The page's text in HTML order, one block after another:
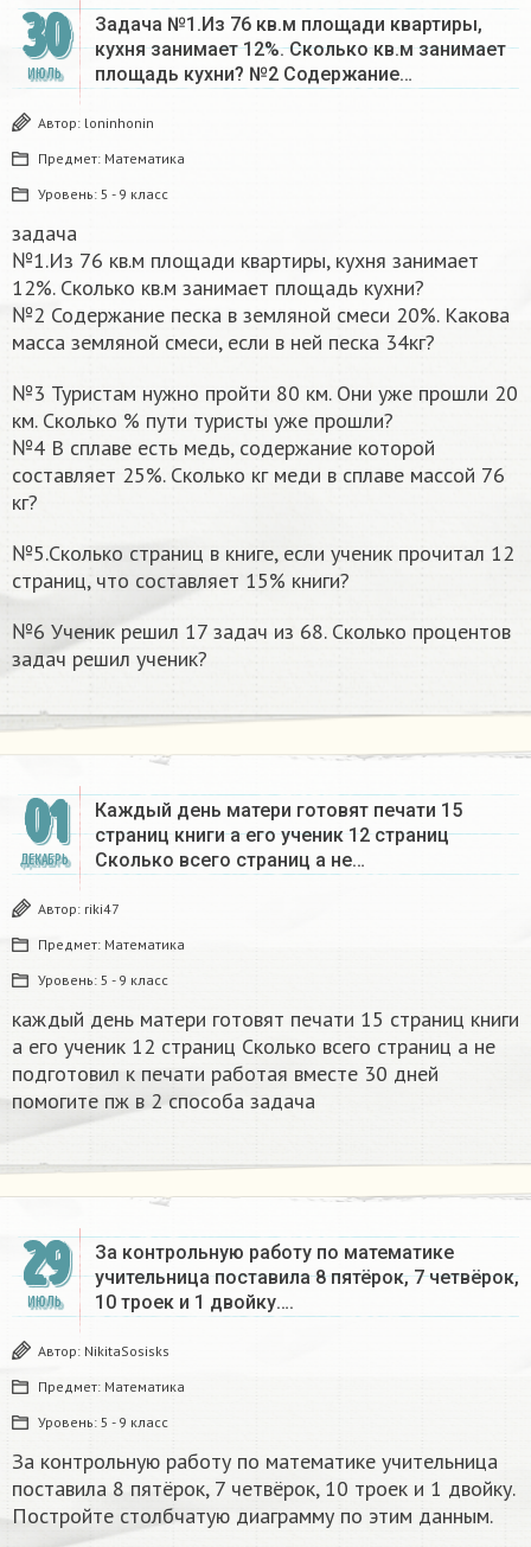
30
ИЮЛЬ
Задача №1.Из 76 кв.м площади квартиры,
кухня занимает 12%. Сколько кв.м занимает
площадь кухни? №2 Содержание…
Автор: loninhonin
Предмет: Математика
Уровень: 5 - 9 класс
задача
№1.Из 76 кв.м площади квартиры, кухня занимает
12%. Сколько кв.м занимает площадь кухни?
№2 Содержание песка в земляной смеси 20%. Какова
масса земляной смеси, если в ней песка 34кг?
№3 Туристам нужно пройти 80 км. Они уже прошли 20
км. Сколько % пути туристы уже прошли?
№4 В сплаве есть медь, содержание которой
составляет 25%. Сколько кг меди в сплаве массой 76
кг?
№5.Сколько страниц в книге, если ученик прочитал 12
страниц, что составляет 15% книги?
№6 Ученик решил 17 задач из 68. Сколько процентов
задач решил ученик?​
01
ДЕКАБРЬ
Каждый день матери готовят печати 15
страниц книги а его ученик 12 страниц
Сколько всего страниц а не…
Автор: riki47
Предмет: Математика
Уровень: 5 - 9 класс
каждый день матери готовят печати 15 страниц книги
а его ученик 12 страниц Сколько всего страниц а не
подготовил к печати работая вместе 30 дней
помогите пж в 2 способа задача​
29
ИЮЛЬ
За контрольную работу по математике
учительница поставила 8 пятёрок, 7 четвёрок,
10 троек и 1 двойку….
Автор: NikitaSosisks
Предмет: Математика
Уровень: 5 - 9 класс
За контрольную работу по математике учительница
поставила 8 пятёрок, 7 четвёрок, 10 троек и 1 двойку.
Постройте столбчатую диаграмму по этим данным.